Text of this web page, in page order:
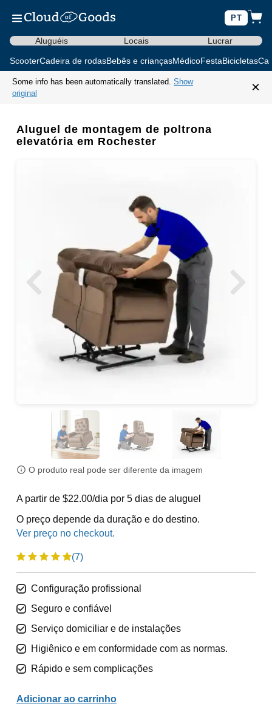
PT
Aluguéis Locais Lucrar
ScooterCadeira de rodasBebês e criançasMédicoFestaBicicletas
Some info has been automatically translated. Show
original
×
Aluguel de montagem de poltrona
elevatória em Rochester
O produto real pode ser diferente da imagem
A partir de $22.00/dia por 5 dias de aluguel
O preço depende da duração e do destino.
(7)
Configuração profissional
Seguro e confiável
Serviço domiciliar e de instalações
Higiênico e em conformidade com as normas.
Rápido e sem complicações
Adicionar ao carrinho